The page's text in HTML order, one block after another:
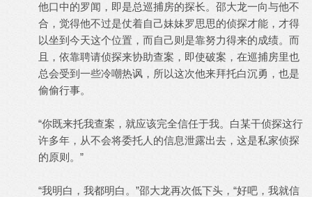
他口中的罗闻，即是总巡捕房的探长。邵大龙一向与他不
合，觉得他不过是仗着自己妹妹罗思思的侦探才能，才得
以坐到今天这个位置，而自己则是靠努力得来的成绩。而
且，依靠聘请侦探来协助查案，即使破案，在巡捕房里也
总会受到一些冷嘲热讽，所以这次他来拜托白沉勇，也是
偷偷行事。
“你既来托我查案，就应该完全信任于我。白某干侦探这行
许多年，从不会将委托人的信息泄露出去，这是私家侦探
的原则。”
“我明白，我都明白。”邵大龙再次低下头，“好吧，我就信